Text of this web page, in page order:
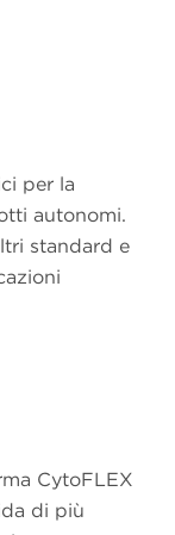
per la
autonomi.
standard e
CytoFLEX
di più